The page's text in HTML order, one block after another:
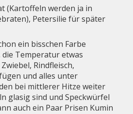
(Kartoffeln werden ja in
Petersilie für später
ein bisschen Farbe
Temperatur etwas
Rindfleisch,
und alles unter
bei mittlerer Hitze weiter
glasig sind und Speckwürfel
auch ein Paar Prisen Kumin